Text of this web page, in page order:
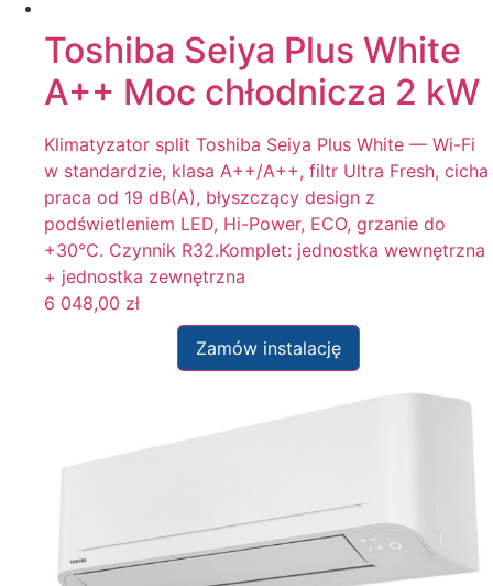
Toshiba Seiya Plus White
A++ Moc chłodnicza 2 kW
Klimatyzator split Toshiba Seiya Plus White — Wi-Fi
w standardzie, klasa A++/A++, filtr Ultra Fresh, cicha
praca od 19 dB(A), błyszczący design z
podświetleniem LED, Hi-Power, ECO, grzanie do
+30°C. Czynnik R32.Komplet: jednostka wewnętrzna
+ jednostka zewnętrzna
6 048,00 zł
Zamów instalację